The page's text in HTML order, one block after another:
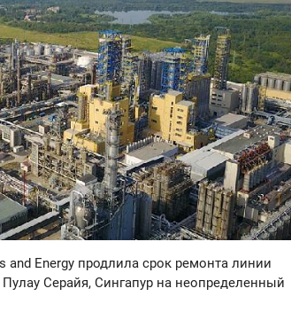
and Energy продлила срок ремонта линии
Серайя, Сингапур на неопределенный